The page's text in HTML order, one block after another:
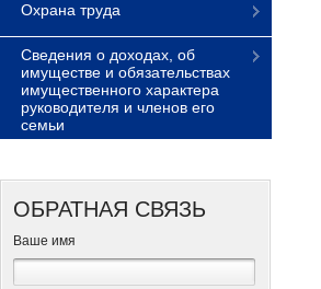
Охрана труда
Сведения о доходах, об
имуществе и обязательствах
имущественного характера
руководителя и членов его
семьи
ОБРАТНАЯ СВЯЗЬ
Ваше имя